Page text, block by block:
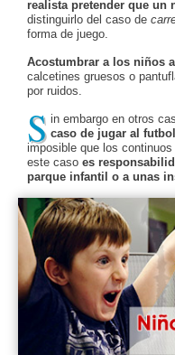
realista pretender que un
distinguirlo del caso de
forma de juego.
Acostumbrar a los niños
calcetines gruesos o
por ruidos.
S in embargo en otros
caso de jugar al
imposible que los
este caso es
parque infantil o a unas